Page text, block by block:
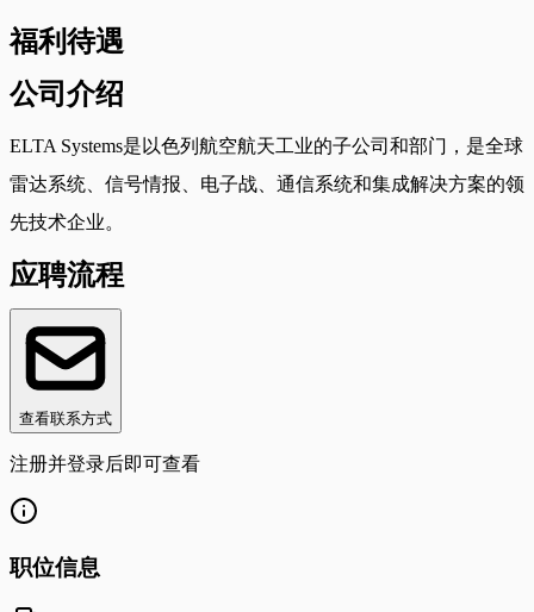
福利待遇
公司介绍
ELTA Systems是以色列航空航天工业的子公司和部门，是全球
雷达系统、信号情报、电子战、通信系统和集成解决方案的领
先技术企业。
应聘流程
查看联系方式
注册并登录后即可查看
职位信息